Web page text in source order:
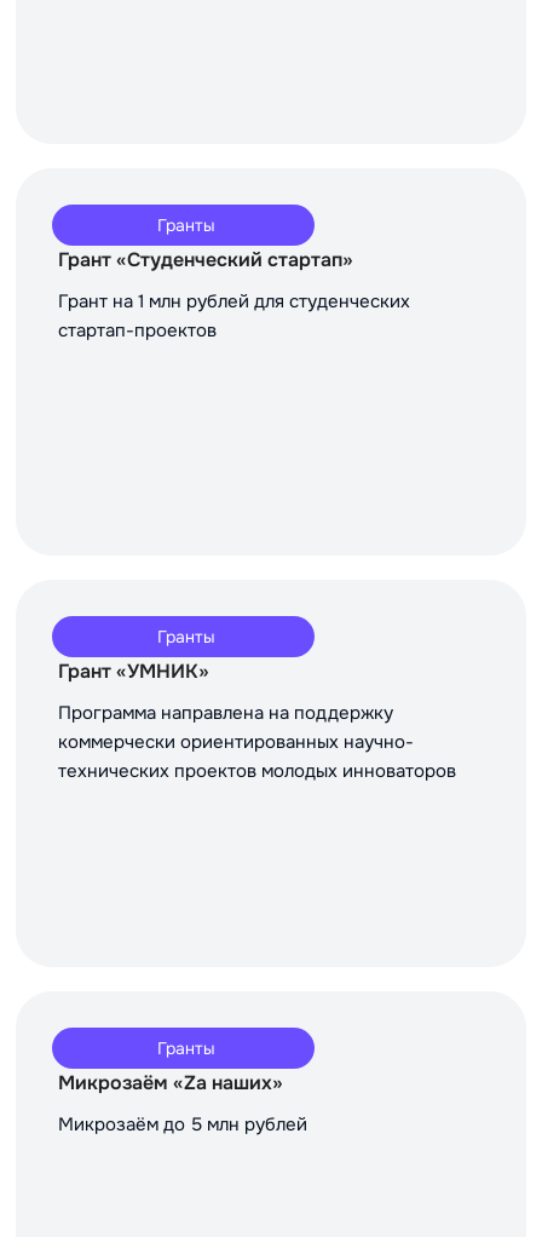
Гранты
Грант «Студенческий стартап»
Грант на 1 млн рублей для студенческих
стартап-проектов
Гранты
Грант «УМНИК»
Программа направлена на поддержку
коммерчески ориентированных научно-
технических проектов молодых инноваторов
Гранты
Микрозаём «Za наших»
Микрозаём до 5 млн рублей